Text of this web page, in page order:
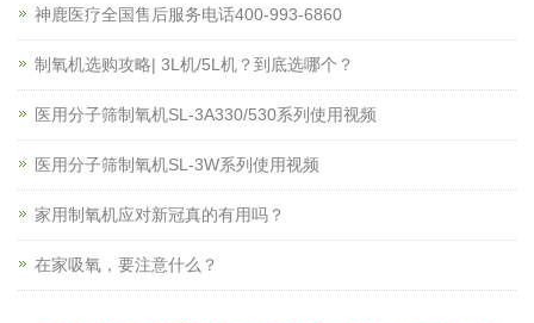
神鹿医疗全国售后服务电话400-993-6860
制氧机选购攻略| 3L机/5L机？到底选哪个？
医用分子筛制氧机SL-3A330/530系列使用视频
医用分子筛制氧机SL-3W系列使用视频
家用制氧机应对新冠真的有用吗？
在家吸氧，要注意什么？